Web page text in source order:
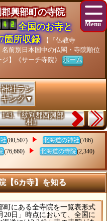
郡興部町の寺院
全国のお寺と
箇所収録
【『仏教寺
名前別日本国中の仏閣・寺院順位
ジ】《サーチ寺院》ホーム
神社ラン
キング▼
143.『紋別郡西興部
村』
(80,507) 北海道の神社(786)
(76,660) 北海道の寺院(2,340)
【6カ寺】を知る
町にある全寺院を一覧表形式
20日」時点において、全国に